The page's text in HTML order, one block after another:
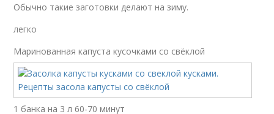
Обычно такие заготовки делают на зиму.
легко
Маринованная капуста кусочками со свёклой
1 банка на 3 л 60-70 минут